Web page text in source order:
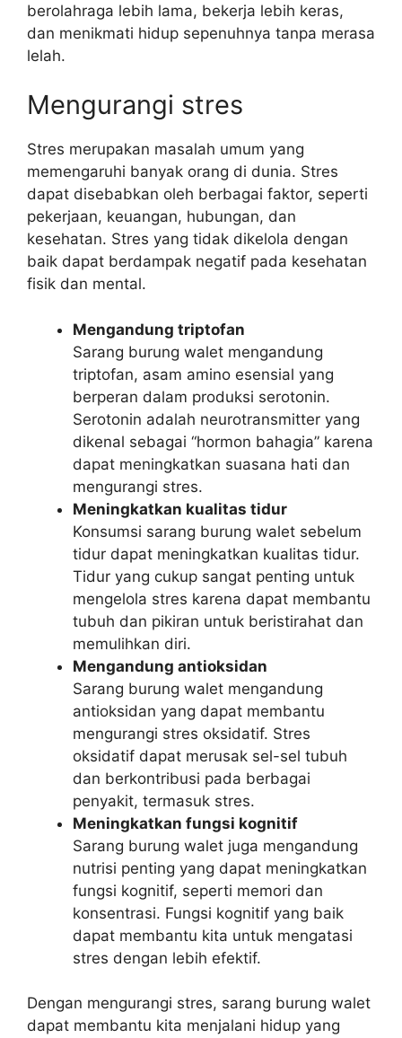
berolahraga lebih lama, bekerja lebih keras,
dan menikmati hidup sepenuhnya tanpa merasa
lelah.
Mengurangi stres
Stres merupakan masalah umum yang
memengaruhi banyak orang di dunia. Stres
dapat disebabkan oleh berbagai faktor, seperti
pekerjaan, keuangan, hubungan, dan
kesehatan. Stres yang tidak dikelola dengan
baik dapat berdampak negatif pada kesehatan
fisik dan mental.
Mengandung triptofan
Sarang burung walet mengandung
triptofan, asam amino esensial yang
berperan dalam produksi serotonin.
Serotonin adalah neurotransmitter yang
dikenal sebagai “hormon bahagia” karena
dapat meningkatkan suasana hati dan
mengurangi stres.
Meningkatkan kualitas tidur
Konsumsi sarang burung walet sebelum
tidur dapat meningkatkan kualitas tidur.
Tidur yang cukup sangat penting untuk
mengelola stres karena dapat membantu
tubuh dan pikiran untuk beristirahat dan
memulihkan diri.
Mengandung antioksidan
Sarang burung walet mengandung
antioksidan yang dapat membantu
mengurangi stres oksidatif. Stres
oksidatif dapat merusak sel-sel tubuh
dan berkontribusi pada berbagai
penyakit, termasuk stres.
Meningkatkan fungsi kognitif
Sarang burung walet juga mengandung
nutrisi penting yang dapat meningkatkan
fungsi kognitif, seperti memori dan
konsentrasi. Fungsi kognitif yang baik
dapat membantu kita untuk mengatasi
stres dengan lebih efektif.
Dengan mengurangi stres, sarang burung walet
dapat membantu kita menjalani hidup yang